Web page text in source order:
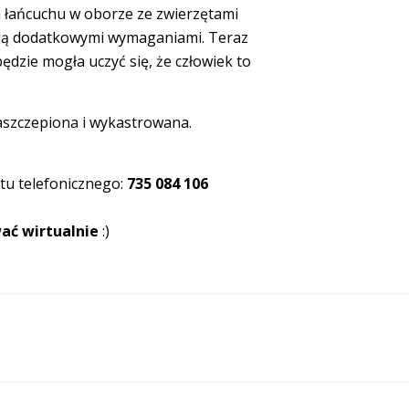
w oborze ze zwierzętami
dodatkowymi wymaganiami. Teraz
mogła uczyć się, że człowiek to
i wykastrowana.
telefonicznego: 735 084 106
wirtualnie :)